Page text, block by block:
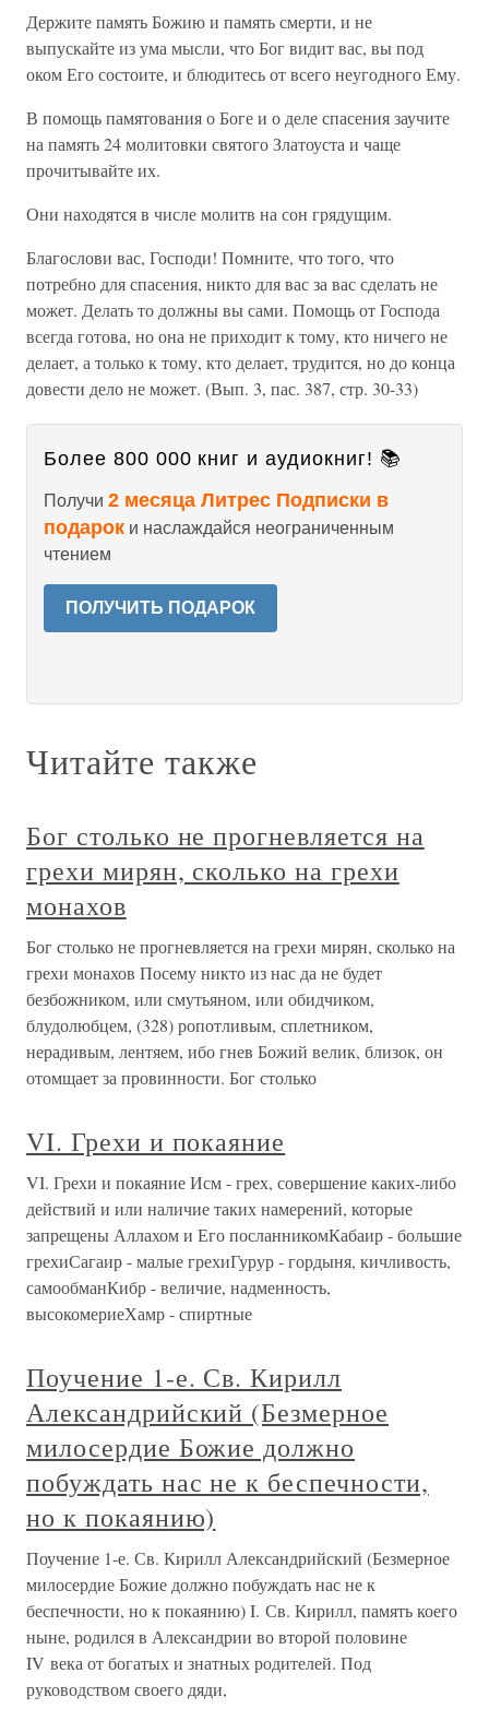
Держите память Божию и память смерти, и не
выпускайте из ума мысли, что Бог видит вас, вы под
оком Его состоите, и блюдитесь от всего неугодного Ему.
В помощь памятования о Боге и о деле спасения заучите
на память 24 молитовки святого Златоуста и чаще
прочитывайте их.
Они находятся в числе молитв на сон грядущим.
Благослови вас, Господи! Помните, что того, что
потребно для спасения, никто для вас за вас сделать не
может. Делать то должны вы сами. Помощь от Господа
всегда готова, но она не приходит к тому, кто ничего не
делает, а только к тому, кто делает, трудится, но до конца
довести дело не может. (Вып. 3, пас. 387, стр. 30-33)
Более 800 000 книг и аудиокниг! 📚
Получи 2 месяца Литрес Подписки в
подарок и наслаждайся неограниченным
чтением
ПОЛУЧИТЬ ПОДАРОК
Читайте также
Бог столько не прогневляется на
грехи мирян, сколько на грехи
монахов
Бог столько не прогневляется на грехи мирян, сколько на
грехи монахов Посему никто из нас да не будет
безбожником, или смутьяном, или обидчиком,
блудолюбцем, (328) ропотливым, сплетником,
нерадивым, лентяем, ибо гнев Божий велик, близок, он
отомщает за провинности. Бог столько
VI. Грехи и покаяние
VI. Грехи и покаяние Исм - грех, совершение каких-либо
действий и или наличие таких намерений, которые
запрещены Аллахом и Его посланникомКабаир - большие
грехиСагаир - малые грехиГурур - гордыня, кичливость,
самообманКибр - величие, надменность,
высокомериеХамр - спиртные
Поучение 1-е. Св. Кирилл
Александрийский (Безмерное
милосердие Божие должно
побуждать нас не к беспечности,
но к покаянию)
Поучение 1-е. Св. Кирилл Александрийский (Безмерное
милосердие Божие должно побуждать нас не к
беспечности, но к покаянию) I. Св. Кирилл, память коего
ныне, родился в Александрии во второй половине
IV века от богатых и знатных родителей. Под
руководством своего дяди,